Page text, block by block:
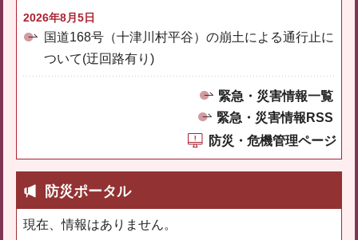
2026年8月5日
国道168号（十津川村平谷）の崩土による通行止に
ついて(迂回路有り)
緊急・災害情報一覧
緊急・災害情報RSS
防災・危機管理ページ
防災ポータル
現在、情報はありません。